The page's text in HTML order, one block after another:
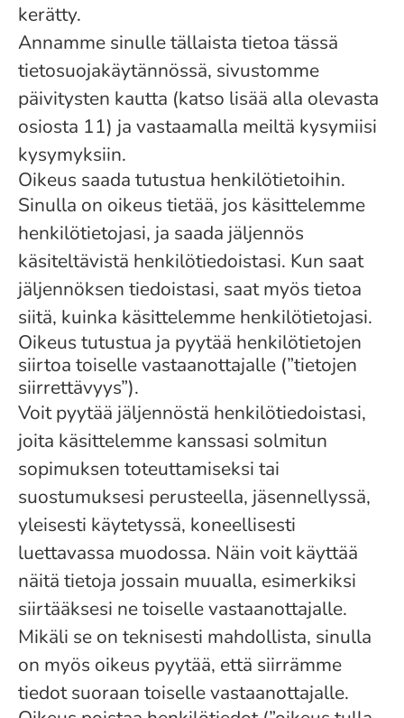
kerätty.
Annamme sinulle tällaista tietoa tässä
tietosuojakäytännössä, sivustomme
päivitysten kautta (katso lisää alla olevasta
osiosta 11) ja vastaamalla meiltä kysymiisi
kysymyksiin.
Oikeus saada tutustua henkilötietoihin.
Sinulla on oikeus tietää, jos käsittelemme
henkilötietojasi, ja saada jäljennös
käsiteltävistä henkilötiedoistasi. Kun saat
jäljennöksen tiedoistasi, saat myös tietoa
siitä, kuinka käsittelemme henkilötietojasi.
Oikeus tutustua ja pyytää henkilötietojen
siirtoa toiselle vastaanottajalle (”tietojen
siirrettävyys”).
Voit pyytää jäljennöstä henkilötiedoistasi,
joita käsittelemme kanssasi solmitun
sopimuksen toteuttamiseksi tai
suostumuksesi perusteella, jäsennellyssä,
yleisesti käytetyssä, koneellisesti
luettavassa muodossa. Näin voit käyttää
näitä tietoja jossain muualla, esimerkiksi
siirtääksesi ne toiselle vastaanottajalle.
Mikäli se on teknisesti mahdollista, sinulla
on myös oikeus pyytää, että siirrämme
tiedot suoraan toiselle vastaanottajalle.